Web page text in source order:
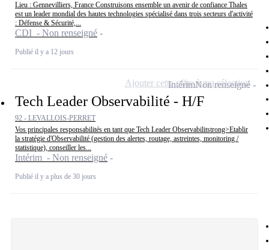
Lieu : Gennevilliers, France Construisons ensemble un avenir de confiance Thales
est un leader mondial des hautes technologies spécialisé dans trois secteurs d'activité
: Défense & Sécurité,...
CDI - Non renseigné
Publié il y a 12 jours
Tech Leader Observabilité - H/F
92 - LEVALLOIS-PERRET
Vos principales responsabilités en tant que Tech Leader Observabilitstrong>Etablir
la stratégie d'Observabilité (gestion des alertes, routage, astreintes, monitoring /
statistique), conseiller les...
Intérim - Non renseigné
Publié il y a plus de 30 jours
IntérimNon renseigné
Ajouter cette offre à ma sélection